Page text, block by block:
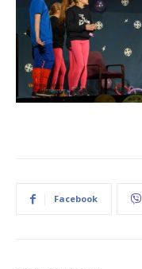
Facebook